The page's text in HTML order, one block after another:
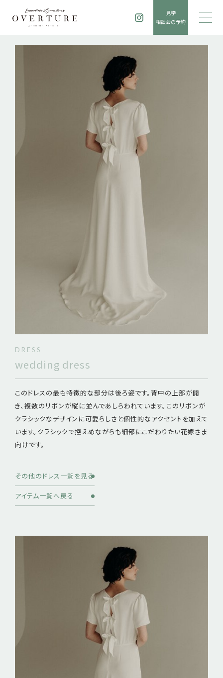
見学
相談会の予約
DRESS
wedding dress
このドレスの最も特徴的な部分は後ろ姿です。背中の上部が開
き、複数のリボンが縦に並んであしらわれています。このリボンが
クラシックなデザインに可愛らしさと個性的なアクセントを加えて
います。クラシックで控えめながらも細部にこだわりたい花嫁さま
向けです。
その他のドレス一覧を見る
アイテム一覧へ戻る